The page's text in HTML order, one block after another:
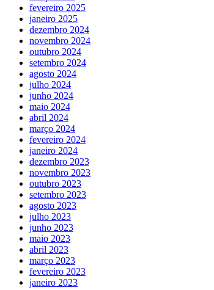
fevereiro 2025
janeiro 2025
dezembro 2024
novembro 2024
outubro 2024
setembro 2024
agosto 2024
julho 2024
junho 2024
maio 2024
abril 2024
março 2024
fevereiro 2024
janeiro 2024
dezembro 2023
novembro 2023
outubro 2023
setembro 2023
agosto 2023
julho 2023
junho 2023
maio 2023
abril 2023
março 2023
fevereiro 2023
janeiro 2023